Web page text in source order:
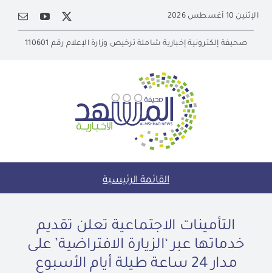
content
الإثنين 10 أغسطس 2026
صحيفة إلكترونية إخبارية شاملة ترخيص وزارة الإعلام رقم 110601
القائمة الرئيسية
التأمينات الاجتماعية تعلن تقديم
خدماتها عبر ‘الزيارة الافتراضية’ على
مدار 24 ساعة طيلة أيام الأسبوع